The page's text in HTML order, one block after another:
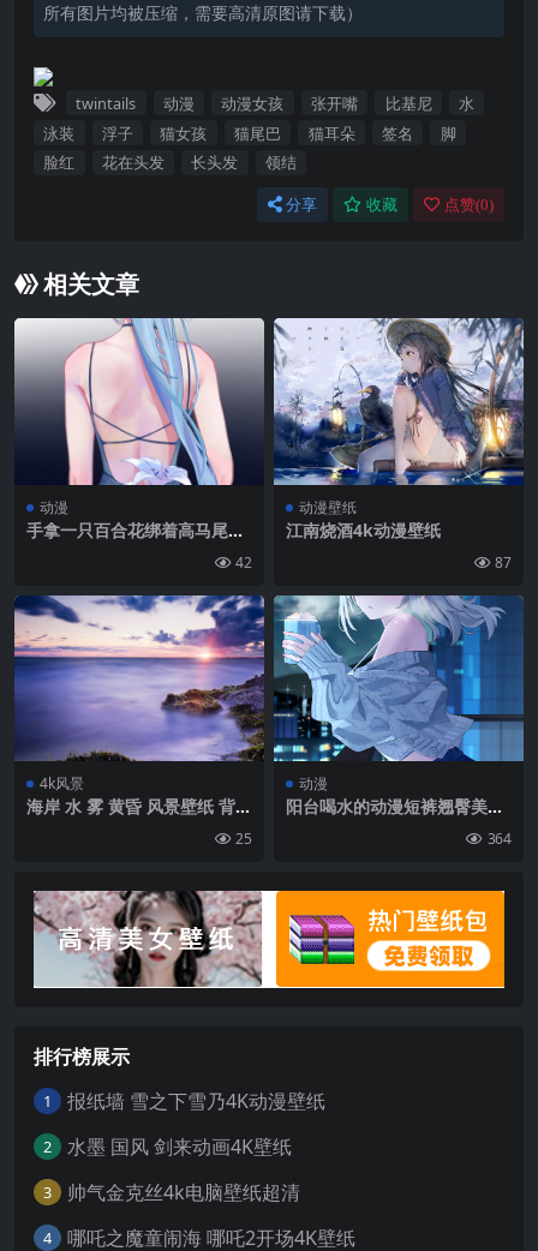
所有图片均被压缩，需要高清原图请下载）
twintails 动漫 动漫女孩 张开嘴 比基尼
水
泳装
浮子 猫女孩 猫尾巴 猫耳朵 签名
脚
脸红
花在头发 长头发 领结
分享 收藏 点赞(0)
相关文章
动漫
手拿一只百合花绑着高马尾的
42
动漫壁纸
江南烧酒4k动漫壁纸
87
4k风景
海岸 水 雾 黄昏 风景壁纸 背景
25
动漫
阳台喝水的动漫短裤翘臀美少
364
排行榜展示
1 报纸墙 雪之下雪乃4K动漫壁纸
2 水墨 国风 剑来动画4K壁纸
3 帅气金克丝4k电脑壁纸超清
4 哪吒之魔童闹海 哪吒2开场4K壁纸